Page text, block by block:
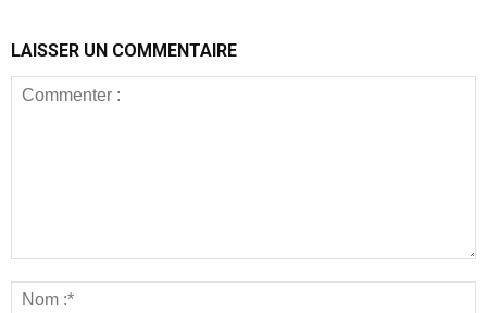
LAISSER UN COMMENTAIRE